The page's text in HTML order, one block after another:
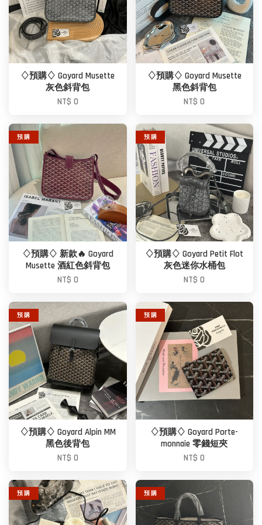
♢預購♢ Goyard Musette
灰色斜背包
NT$ 0
♢預購♢ Goyard Musette
黑色斜背包
NT$ 0
預 購
♢預購♢ 新款🔥 Goyard
Musette 酒紅色斜背包
NT$ 0
預 購
♢預購♢ Goyard Petit Flot
灰色迷你水桶包
NT$ 0
預 購
♢預購♢ Goyard Alpin MM
黑色後背包
NT$ 0
預 購
♢預購♢ Goyard Porte-
monnaie 零錢短夾
NT$ 0
預 購 預 購